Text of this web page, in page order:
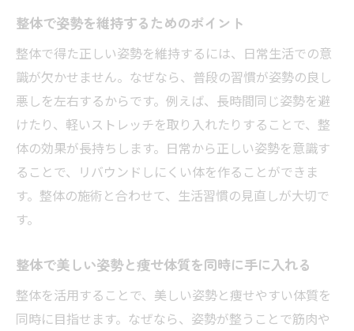
整体で姿勢を維持するためのポイント
整体で得た正しい姿勢を維持するには、日常生活での意
識が欠かせません。なぜなら、普段の習慣が姿勢の良し
悪しを左右するからです。例えば、長時間同じ姿勢を避
けたり、軽いストレッチを取り入れたりすることで、整
体の効果が長持ちします。日常から正しい姿勢を意識す
ることで、リバウンドしにくい体を作ることができま
す。整体の施術と合わせて、生活習慣の見直しが大切で
す。
整体で美しい姿勢と痩せ体質を同時に手に入れる
整体を活用することで、美しい姿勢と痩せやすい体質を
同時に目指せます。なぜなら、姿勢が整うことで筋肉や